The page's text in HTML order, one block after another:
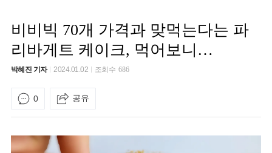
비비빅 70개 가격과 맞먹는다는 파
리바게트 케이크, 먹어보니…
박혜진 기자 2024.01.02 조회수686
0 공유